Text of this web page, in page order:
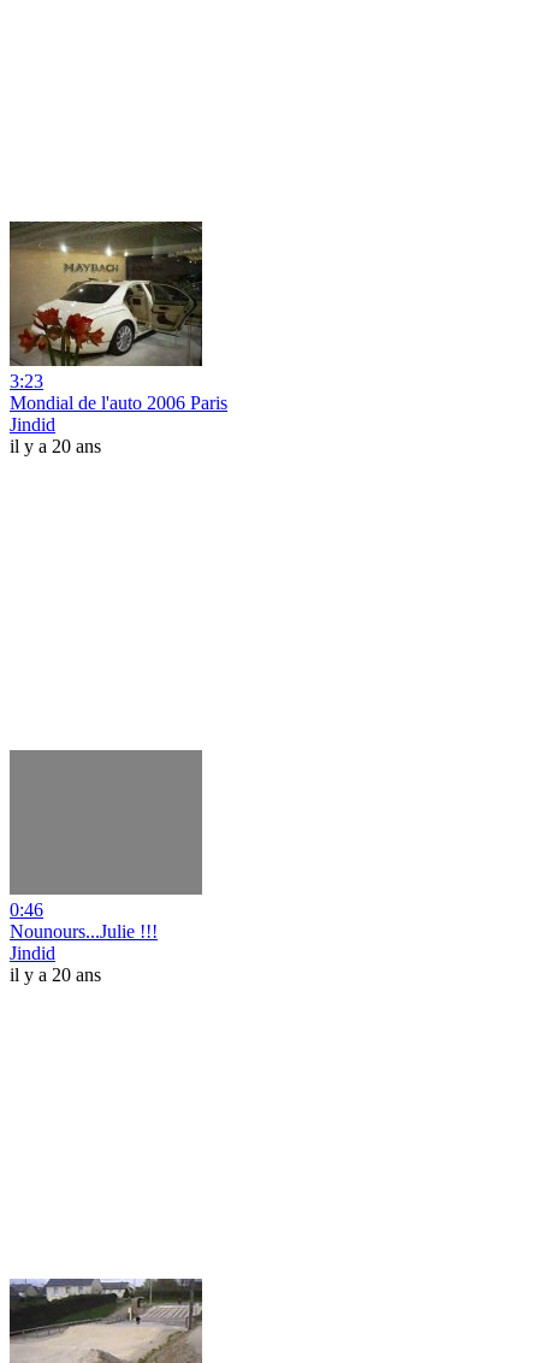
3:23
Mondial de l'auto 2006 Paris
Jindid
il y a 20 ans
0:46
Nounours...Julie !!!
Jindid
il y a 20 ans